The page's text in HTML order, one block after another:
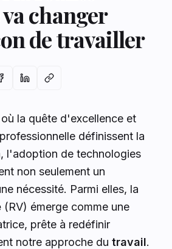
changer
de travailler
la quête d'excellence et
définissent la
l'adoption de technologies
non seulement un
nécessité. Parmi elles, la
(RV) émerge comme une
prête à redéfinir
notre approche du travail.